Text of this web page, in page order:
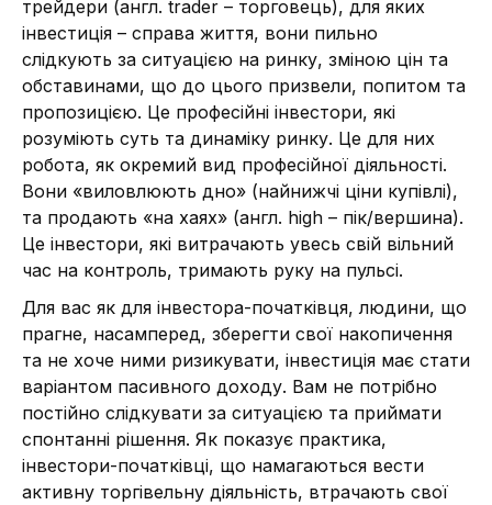
трейдери (англ. trader – торговець), для яких
інвестиція – справа життя, вони пильно
слідкують за ситуацією на ринку, зміною цін та
обставинами, що до цього призвели, попитом та
пропозицією. Це професійні інвестори, які
розуміють суть та динаміку ринку. Це для них
робота, як окремий вид професійної діяльності.
Вони «виловлюють дно» (найнижчі ціни купівлі),
та продають «на хаях» (англ. high – пік/вершина).
Це інвестори, які витрачають увесь свій вільний
час на контроль, тримають руку на пульсі.
Для вас як для інвестора-початківця, людини, що
прагне, насамперед, зберегти свої накопичення
та не хоче ними ризикувати, інвестиція має стати
варіантом пасивного доходу. Вам не потрібно
постійно слідкувати за ситуацією та приймати
спонтанні рішення. Як показує практика,
інвестори-початківці, що намагаються вести
активну торгівельну діяльність, втрачають свої